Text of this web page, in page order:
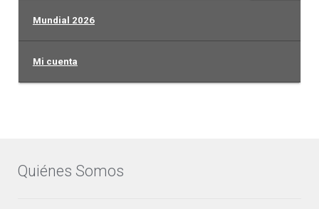
Mundial 2026
Mi cuenta
Quiénes Somos